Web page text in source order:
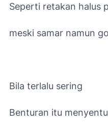
Seperti retakan halus
meski samar namun
Bila terlalu sering
Benturan itu